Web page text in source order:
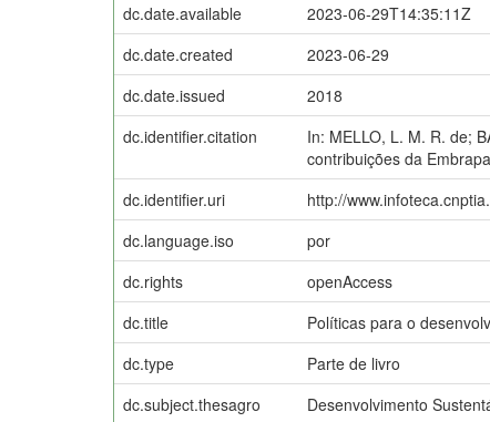
dc.date.available
2023-06-29T14:35:11Z
dc.date.created
2023-06-29
dc.date.issued
2018
dc.identifier.citation
In: MELLO, L. M. R. de;
contribuições da
dc.identifier.uri
http://
dc.language.iso
por
dc.rights
openAccess
dc.title
Políticas para o
dc.type
Parte de livro
dc.subject.thesagro
Desenvolvimento